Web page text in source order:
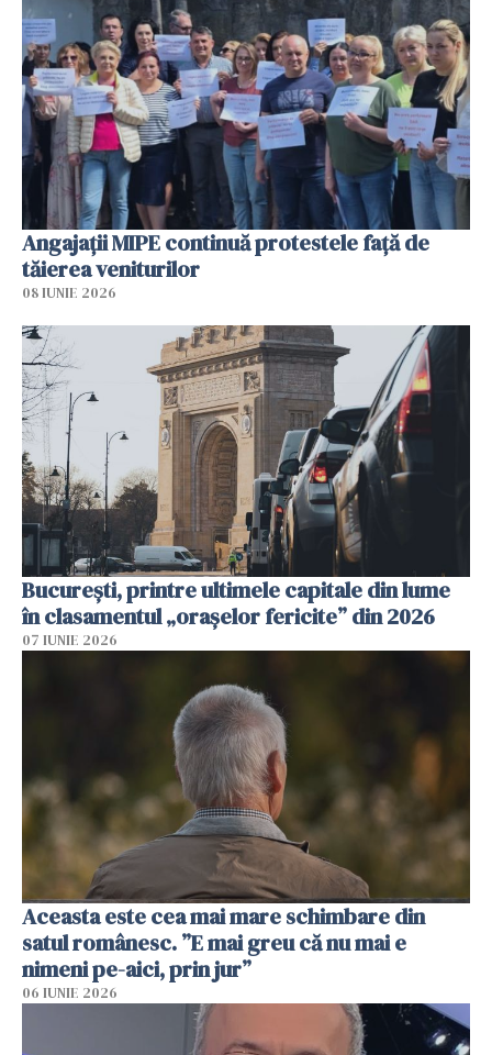
Angajaţii MIPE continuă protestele faţă de
tăierea veniturilor
08 IUNIE 2026
București, printre ultimele capitale din lume
în clasamentul „orașelor fericite” din 2026
07 IUNIE 2026
Aceasta este cea mai mare schimbare din
satul românesc. ”E mai greu că nu mai e
nimeni pe-aici, prin jur”
06 IUNIE 2026